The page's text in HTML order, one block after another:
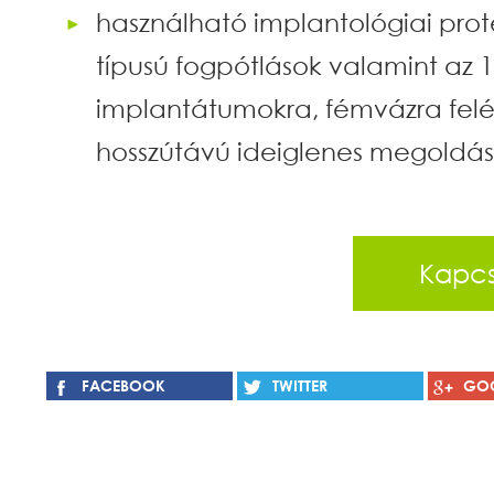
használható implantológiai
típusú fogpótlások valamint az
implantátumokra, fémvázra
hosszútávú ideiglenes
❾ FACEBOOK ❿ TWITTER ➀